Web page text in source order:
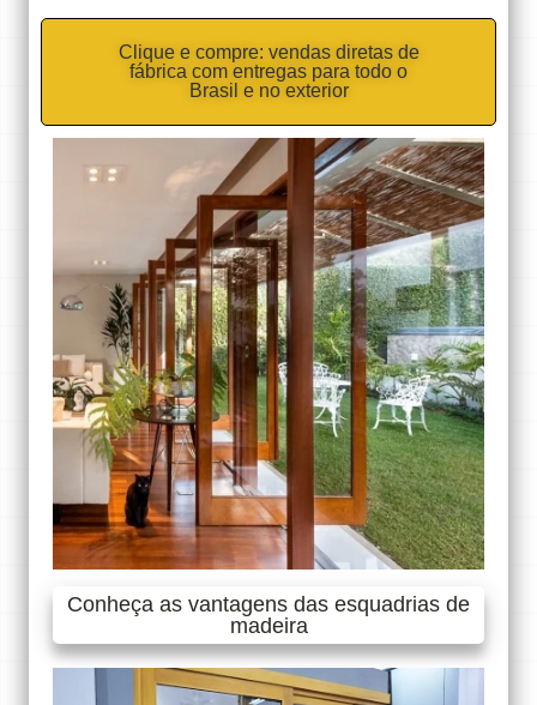
Clique e compre: vendas diretas de
fábrica com entregas para todo o
Brasil e no exterior
Conheça as vantagens das esquadrias de
madeira